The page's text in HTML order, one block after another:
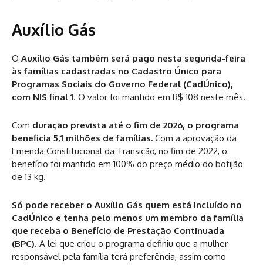
Auxílio Gás
O Auxílio Gás também será pago nesta segunda-feira
às famílias cadastradas no Cadastro Único para
Programas Sociais do Governo Federal (CadÚnico),
com NIS final 1. O valor foi mantido em R$ 108 neste mês.
Com duração prevista até o fim de 2026, o programa
beneficia 5,1 milhões de famílias. Com a aprovação da
Emenda Constitucional da Transição, no fim de 2022, o
benefício foi mantido em 100% do preço médio do botijão
de 13 kg.
Só pode receber o Auxílio Gás quem está incluído no
CadÚnico e tenha pelo menos um membro da família
que receba o Benefício de Prestação Continuada
(BPC). A lei que criou o programa definiu que a mulher
responsável pela família terá preferência, assim como